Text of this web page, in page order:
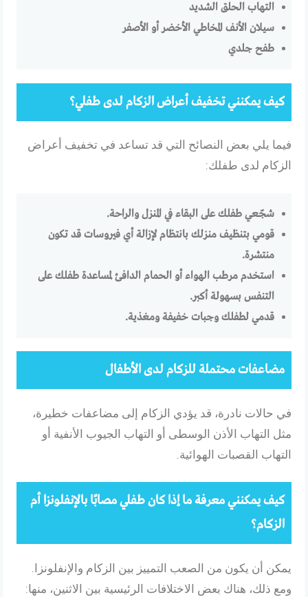
التهاب الحلق الشديد
سيلان الأنف المخاطي الأخضر أو الأصفر
طفح جلدي
كيف يمكنني تخفيف أعراض الزكام لدى طفلي؟
فيما يلي بعض النصائح التي قد تساعد في تخفيف أعراض
الزكام لدى طفلك:
شجّعي طفلك على البقاء في المنزل والراحة.
قومي بتنظيف منزلك بانتظام لإزالة أي فيروسات قد تكون
منتشرة.
استخدم مرطب الهواء أو الحمام الدافئ لمساعدة طفلك على
التنفس بسهولة أكبر.
قدمي لطفلك وجبات خفيفة ومغذية.
مضاعفات محتملة للزكام لدى الأطفال
في حالات نادرة، قد يؤدي الزكام إلى مضاعفات خطيرة،
مثل التهاب الأذن الوسطى أو التهاب الجيوب الأنفية أو
التهاب القصبات الهوائية.
كيف يمكنني معرفة ما إذا كان طفلي مصابًا بالإنفلونزا أم
الزكام؟
يمكن أن يكون من الصعب التمييز بين الزكام والإنفلونزا.
ومع ذلك، هناك بعض الاختلافات الرئيسية بين الاثنين، منها: